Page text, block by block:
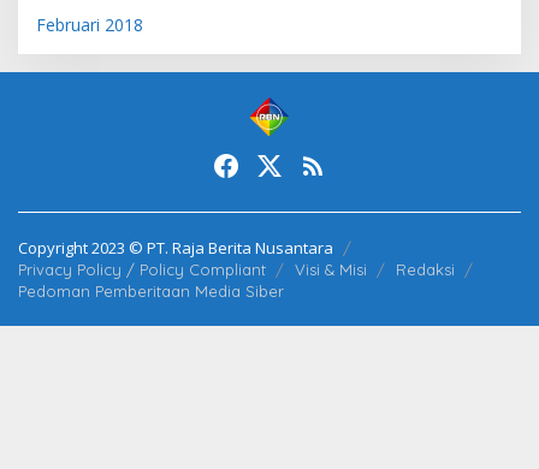
Februari 2018
Copyright 2023 © PT. Raja Berita Nusantara
Privacy Policy / Policy Compliant Visi & Misi
Redaksi
Pedoman Pemberitaan Media Siber